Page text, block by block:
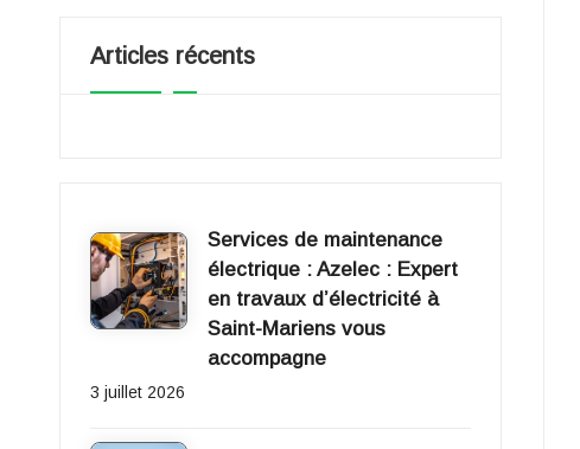
e
r
2
0
1
1
Articles récents
Services de maintenance
électrique : Azelec : Expert
en travaux d’électricité à
Saint-Mariens vous
accompagne
3 juillet 2026